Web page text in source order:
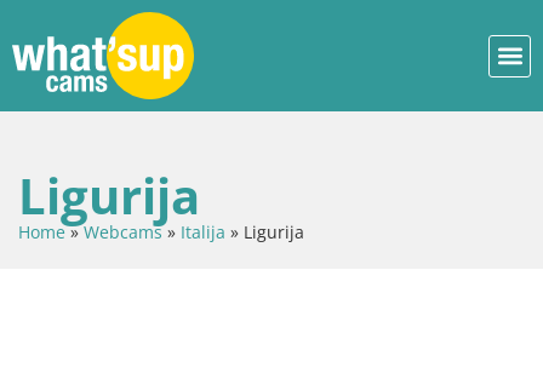
Ligurija
Home»Webcams» Italija » Ligurija